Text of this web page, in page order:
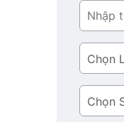
Tìm
Loại
hình
công
trình
Số
tầng